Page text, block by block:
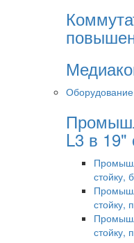
L3 в 19"
стойку,
стойку,
стойку,